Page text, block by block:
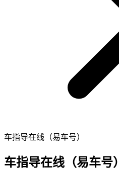
车指导在线（易车号）
车指导在线（易车号）